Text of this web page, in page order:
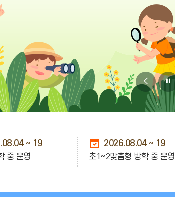
비
주
이
전
비
주
정
지
~ 19
중 운영
2026.08.04 ~ 19
초1~2맞춤형 방학 중 운영